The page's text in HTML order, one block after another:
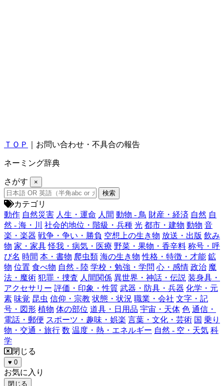
ＴＯＰ ｜お問い合わせ・不具合の報告
ネーミング辞典
さがす ×
カテゴリ
動作 自然災害 人生・運命 人間 動物 - 鳥 財産・経済 自然 自
然 - 海・川
社会的地位・階級・兵種 光 都市・建物 動物 音
楽・楽器 戦争・争い・勝負 空想上の生き物 放送・出版 飲み
物 家・家具 怪我・病気・医療 野菜・果物・香辛料 称号・呼
び名 時間 本・書物 爬虫類 海の生き物 性格・特徴・才能 鉱
物 位置 食べ物 自然 - 陸 学校・勉強・学問 心・感情 政治 魔
法・魔術 犯罪・捜査 人間関係 異世界・神話・伝説 装身具・
アクセサリー 評価・印象・性質 武器・防具・兵器 化学・元
素 味覚 昆虫 信仰・宗教 状態・状況 職業・会社 文字・記
号・図形 植物 体の部位 道具・日用品 宇宙・天体 色 通信・
電話・郵便 スポーツ・趣味・娯楽 言葉・文化・芸術 国 乗り
物・交通・旅行 数 温度・熱・エネルギー 自然 - 空・天気 科
学
閉じる
♥ 0
お気に入り
閉じる